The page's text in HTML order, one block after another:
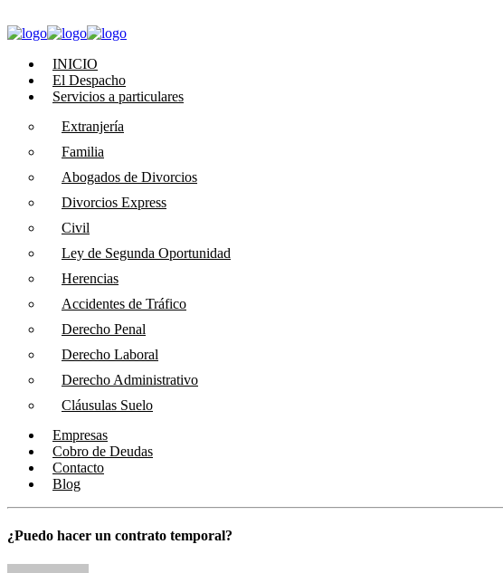
INICIO
El Despacho
Servicios a particulares
Extranjería
Familia
Abogados de Divorcios
Divorcios Express
Civil
Ley de Segunda Oportunidad
Herencias
Accidentes de Tráfico
Derecho Penal
Derecho Laboral
Derecho Administrativo
Cláusulas Suelo
Empresas
Cobro de Deudas
Contacto
Blog
¿Puedo hacer un contrato temporal?